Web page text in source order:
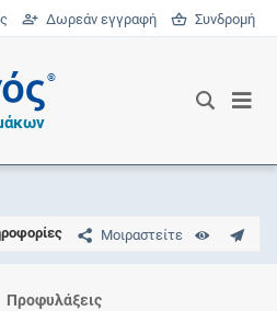
Δωρεάν εγγραφή Συνδρομή
®
Μοιραστείτε
Προφυλάξεις